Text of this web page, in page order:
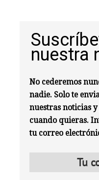
nuestra
No cederemos
nadie. Solo te
nuestras noticias
cuando quieras.
tu correo